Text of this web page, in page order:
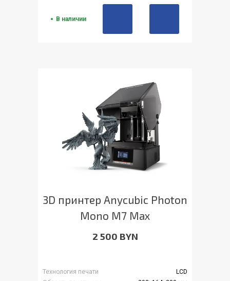
В наличии
3D принтер Anycubic Photon
Mono M7 Max
2 500 BYN
Технология печати
LCD